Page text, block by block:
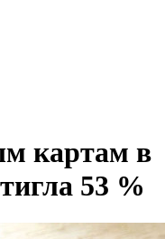
картам в
53 %